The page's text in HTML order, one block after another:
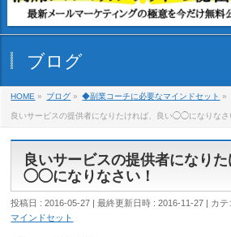
ブログ
HOME » ブログ » ◆副業コーチに必要なマインドセット »
良いサービスの提供者になりたければ、良い◯◯になりなさ
良いサービスの提供者になり
◯◯になりなさい！
投稿日 : 2016-05-27 最終更新日時 : 2016-11-27 カ
マインドセット